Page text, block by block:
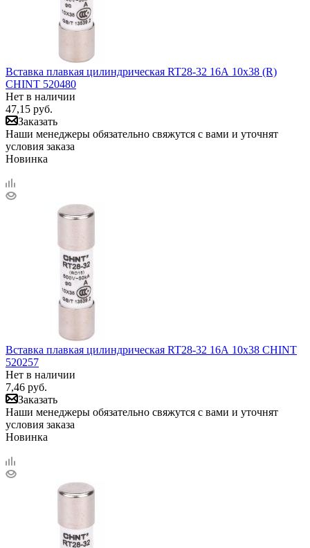
Вставка плавкая цилиндрическая RT28-32 16А 10х38 (R)
CHINT 520480
Нет в наличии
47,15 руб.
Заказать
Наши менеджеры обязательно свяжутся с вами и уточнят
условия заказа
Новинка
Вставка плавкая цилиндрическая RT28-32 16А 10х38 CHINT
520257
Нет в наличии
7,46 руб.
Заказать
Наши менеджеры обязательно свяжутся с вами и уточнят
условия заказа
Новинка